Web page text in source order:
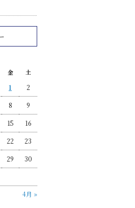
金 土
4月 »
1 2
8 9
15 16
22 23
29 30